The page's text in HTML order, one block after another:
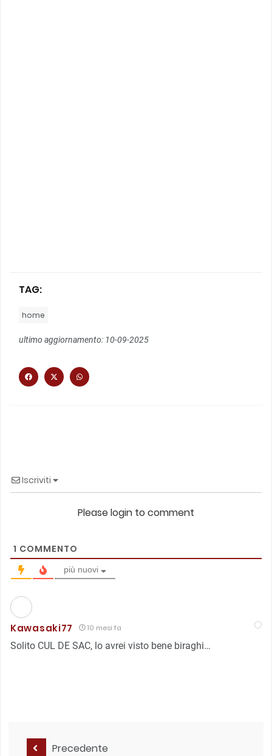
TAG:
home
ultimo aggiornamento: 10-09-2025
Iscriviti
Please login to comment
1 COMMENTO
più nuovi
Kawasaki77 10 mesi fa
Solito CUL DE SAC, lo avrei visto bene biraghi…
Precedente